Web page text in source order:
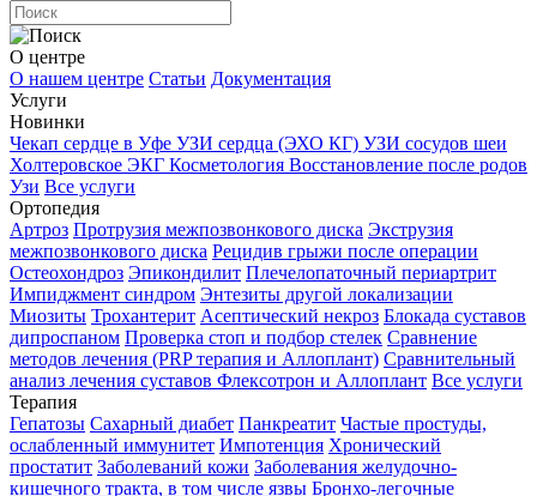
О центре
О нашем центре Статьи Документация
Услуги
Новинки
Чекап сердце в Уфе УЗИ сердца (ЭХО КГ) УЗИ сосудов шеи
Холтеровское ЭКГ Косметология Восстановление после родов
Узи Все услуги
Ортопедия
Артроз Протрузия межпозвонкового диска Экструзия
межпозвонкового диска Рецидив грыжи после операции
Остеохондроз Эпикондилит Плечелопаточный периартрит
Импиджмент синдром Энтезиты другой локализации
Миозиты Трохантерит Асептический некроз Блокада суставов
дипроспаном Проверка стоп и подбор стелек Сравнение
методов лечения (PRP терапия и Аллоплант) Сравнительный
анализ лечения суставов Флексотрон и Аллоплант Все услуги
Терапия
Гепатозы Сахарный диабет Панкреатит Частые простуды,
ослабленный иммунитет Импотенция Хронический
простатит Заболеваний кожи Заболевания желудочно-
кишечного тракта, в том числе язвы Бронхо-легочные